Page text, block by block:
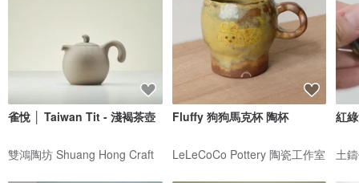
雀悅 │ Taiwan Tit - 淺褐茶壺
雙鴻陶坊 Shuang Hong Craft
Fluffy 狗狗馬克杯 陶杯
LeLeCoCo Pottery 陶瓷工作室
紅
土